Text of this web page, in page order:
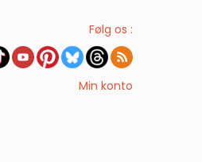
Følg os :
Min konto